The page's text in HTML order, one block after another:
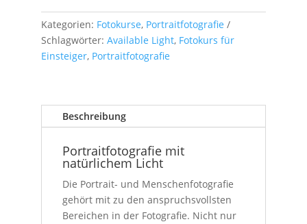
Kategorien: Fotokurse, Portraitfotografie
Schlagwörter: Available Light, Fotokurs für
Einsteiger, Portraitfotografie
Beschreibung
Portraitfotografie mit
natürlichem Licht
Die Portrait- und Menschenfotografie
gehört mit zu den anspruchsvollsten
Bereichen in der Fotografie. Nicht nur